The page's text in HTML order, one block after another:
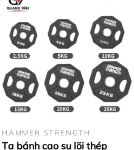
HAMMER STRENGTH
Tạ bánh cao su lõi thép